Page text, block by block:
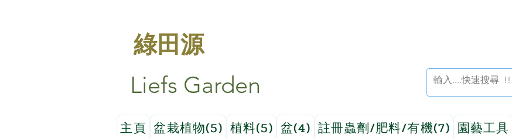
綠田源
Liefs Garden
主頁 盆栽植物(5) 植料(5) 盆(4) 註冊蟲劑/肥料/有機(7) 園藝工具